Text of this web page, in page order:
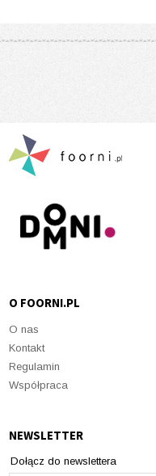
O FOORNI.PL
O nas
Kontakt
Regulamin
Współpraca
NEWSLETTER
Dołącz do newslettera